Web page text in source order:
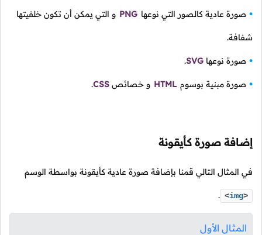
صورة عادية كالصور التي نوعها PNG و التي يمكن أن تكون خلفيتها
شفافة.
صورة نوعها SVG
.
صورة مبنية بوسوم HTML و خصائص CSS
.
إضافة صورة كأيقونة
في المثال التالي قمنا بإضافة صورة عادية كأيقونة بواسطة الوسم
<img>
.
المثال الأول